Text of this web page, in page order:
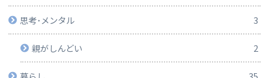
思考･メンタル 3
親がしんどい 2